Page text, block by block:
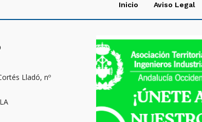
Inicio Aviso Legal
Lladó, nº